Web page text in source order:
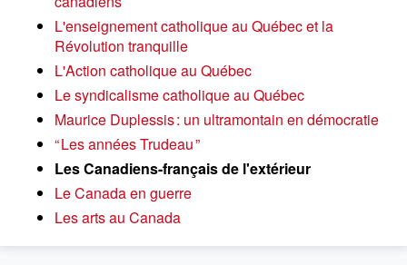
L'enseignement catholique au Québec et la
Révolution tranquille
L'Action catholique au Québec
Le syndicalisme catholique au Québec
Maurice Duplessis : un ultramontain en démocratie
“ Les années Trudeau ”
Les Canadiens-français de l'extérieur
Le Canada en guerre
Les arts au Canada